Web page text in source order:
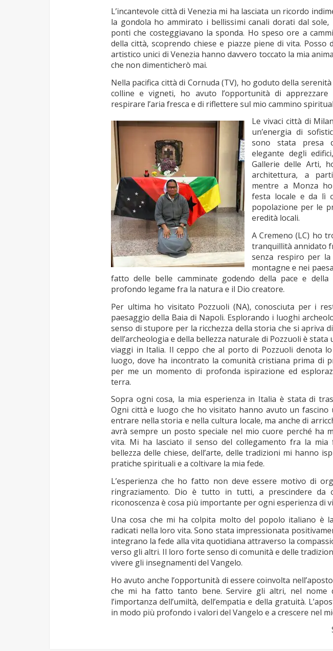
L’incantevole città di Venezia mi ha lasciata un ricordo
la gondola ho ammirato i bellissimi canali dorati dal
ponti che costeggiavano la sponda. Ho speso ore a
della città, scoprendo chiese e piazze piene di vita. Posso
artistico unici di Venezia hanno davvero toccato la mia
che non dimenticherò mai.
Nella pacifica città di Cornuda (TV), ho goduto della
colline e vigneti, ho avuto l’opportunità di
respirare l’aria fresca e di riflettere sul mio cammino
Le vivaci città di
un’energia di
sono stata presa
elegante degli
Gallerie delle Arti,
architettura, a
mentre a Monza
festa locale e da lì
popolazione per le
eredità locali.
A Cremeno (LC) ho
tranquillità annidato
senza respiro per
montagne e nei
fatto delle belle camminate godendo della pace e
profondo legame fra la natura e il Dio creatore.
Per ultima ho visitato Pozzuoli (NA), conosciuta per i
paesaggio della Baia di Napoli. Esplorando i luoghi
senso di stupore per la ricchezza della storia che si apriva
dell’archeologia e della bellezza naturale di Pozzuoli è stata
viaggi in Italia. Il ceppo che al porto di Pozzuoli denota
luogo, dove ha incontrato la comunità cristiana prima di
per me un momento di profonda ispirazione ed
terra.
Sopra ogni cosa, la mia esperienza in Italia è stata di
Ogni città e luogo che ho visitato hanno avuto un fascino
entrare nella storia e nella cultura locale, ma anche di
avrà sempre un posto speciale nel mio cuore perché ha
vita. Mi ha lasciato il senso del collegamento fra la
bellezza delle chiese, dell’arte, delle tradizioni mi hanno
pratiche spirituali e a coltivare la mia fede.
L’esperienza che ho fatto non deve essere motivo di
ringraziamento. Dio è tutto in tutti, a prescindere da
riconoscenza è cosa più importante per ogni esperienza di
Una cosa che mi ha colpita molto del popolo italiano è
radicati nella loro vita. Sono stata impressionata
integrano la fede alla vita quotidiana attraverso la
verso gli altri. Il loro forte senso di comunità e delle
vivere gli insegnamenti del Vangelo.
Ho avuto anche l’opportunità di essere coinvolta
che mi ha fatto tanto bene. Servire gli altri, nel nome
l’importanza dell’umiltà, dell’empatia e della gratuità.
in modo più profondo i valori del Vangelo e a crescere nel